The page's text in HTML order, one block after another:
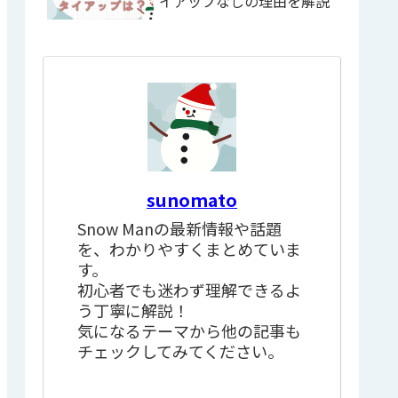
sunomato
Snow Manの最新情報や話題
を、わかりやすくまとめていま
す。
初心者でも迷わず理解できるよ
う丁寧に解説！
気になるテーマから他の記事も
チェックしてみてください。